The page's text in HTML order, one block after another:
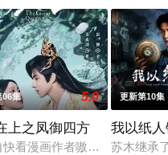
海小城南安相遇相知，他们
06集 5.0
上之凤御四方
快看漫画作者嗷小泽的独家连
更新第10集
我以纸
苏木继承